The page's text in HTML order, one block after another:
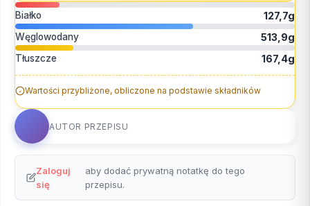
Białko 127,7g
Węglowodany 513,9g
Tłuszcze 167,4g
Wartości przybliżone, obliczone na podstawie składników
AUTOR PRZEPISU
Zaloguj
się
aby dodać prywatną notatkę do tego
przepisu.